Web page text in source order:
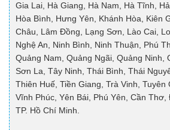
Gia Lai, Hà Giang, Hà Nam, Hà Tĩnh,
Hòa Bình, Hưng Yên, Khánh Hòa, Kiên
Châu, Lâm Đồng, Lạng Sơn, Lào Cai,
Nghệ An, Ninh Bình, Ninh Thuận, Phú
Quảng Nam, Quảng Ngãi, Quảng Ninh,
Sơn La, Tây Ninh, Thái Bình, Thái
Thiên Huế, Tiền Giang, Trà Vinh, Tuyên
Vĩnh Phúc, Yên Bái, Phú Yên, Cần
TP. Hồ Chí Minh.